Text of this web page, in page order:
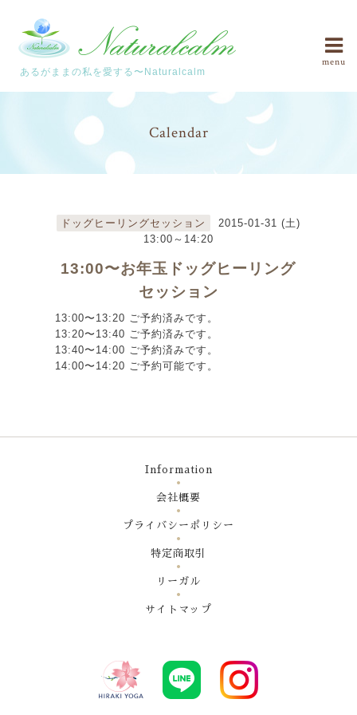
あるがままの私を愛する〜Naturalcalm
menu
Calendar
ドッグヒーリングセッション
2015-01-31 (土)
13:00～14:20
13:00〜お年玉ドッグヒーリング
セッション
13:00〜13:20 ご予約済みです。
13:20〜13:40 ご予約済みです。
13:40〜14:00 ご予約済みです。
14:00〜14:20 ご予約可能です。
Information
会社概要
プライバシーポリシー
特定商取引
リーガル
サイトマップ